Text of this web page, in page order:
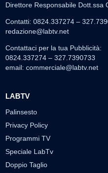
Direttore Responsabile Dott.ssa
Contatti: 0824.337274 –
redazione@labtv.net
Contattaci per la tua Pubblicità:
0824.337274 – 327.7390733
email: commerciale@labtv.net
LABTV
Palinsesto
Privacy Policy
Programmi TV
Speciale LabTv
Doppio Taglio